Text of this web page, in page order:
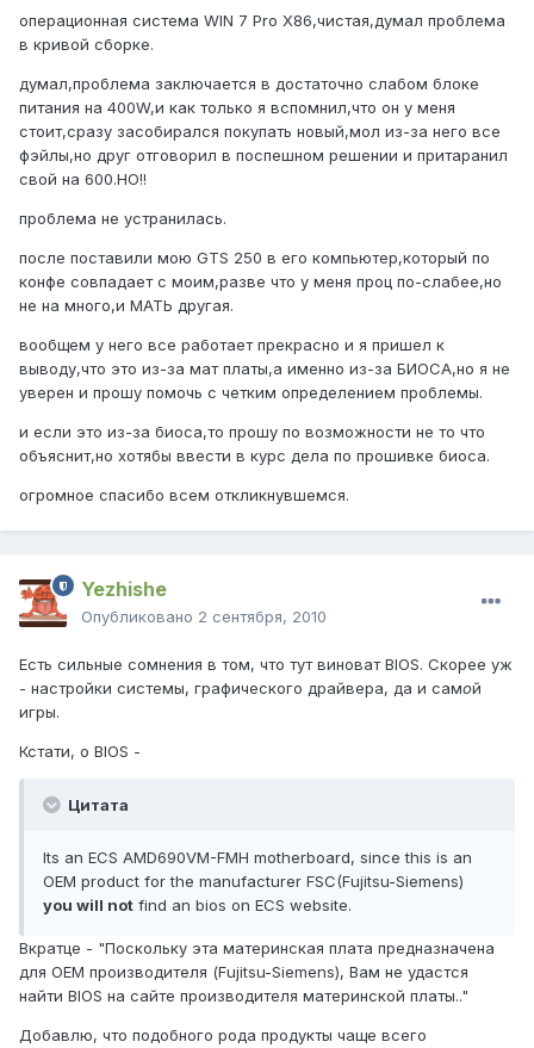
операционная система WIN 7 Pro X86,чистая,думал проблема
в кривой сборке.
думал,проблема заключается в достаточно слабом блоке
питания на 400W,и как только я вспомнил,что он у меня
стоит,сразу засобирался покупать новый,мол из-за него все
фэйлы,но друг отговорил в поспешном решении и притаранил
свой на 600.НО!!
проблема не устранилась.
после поставили мою GTS 250 в его компьютер,который по
конфе совпадает с моим,разве что у меня проц по-слабее,но
не на много,и МАТЬ другая.
вообщем у него все работает прекрасно и я пришел к
выводу,что это из-за мат платы,а именно из-за БИОСА,но я не
уверен и прошу помочь с четким определением проблемы.
и если это из-за биоса,то прошу по возможности не то что
объяснит,но хотябы ввести в курс дела по прошивке биоса.
огромное спасибо всем откликнувшемся.
Yezhishe
Опубликовано 2 сентября, 2010
Есть сильные сомнения в том, что тут виноват BIOS. Скорее уж
- настройки системы, графического драйвера, да и самой
игры.
Кстати, о BIOS -
Цитата
Its an ECS AMD690VM-FMH motherboard, since this is an
OEM product for the manufacturer FSC(Fujitsu-Siemens)
you will not find an bios on ECS website.
Вкратце - "Поскольку эта материнская плата предназначена
для OEM производителя (Fujitsu-Siemens), Вам не удастся
найти BIOS на сайте производителя материнской платы.."
Добавлю, что подобного рода продукты чаще всего